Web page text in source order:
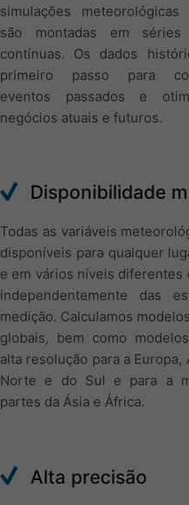
simulações meteorológicas
são montadas em séries
contínuas. Os dados
primeiro passo para
eventos passados e
negócios atuais e futuros.
Disponibilidade
Todas as variáveis
disponíveis para qualquer
e em vários níveis diferentes
independentemente das
medição. Calculamos
globais, bem como
alta resolução para a Europa,
Norte e do Sul e para a
partes da Ásia e África.
Alta precisão